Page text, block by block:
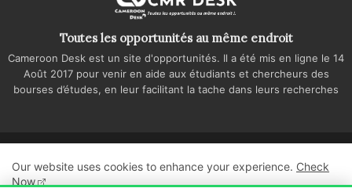
Toutes les opportunités au même endroit
Cameroon Desk est un site d'opportunités. Il a été mis en ligne le 14
Août 2017 pour venir en aide aux étudiants et chercheurs des
bourses d’études, en leur facilitant la tache dans leurs recherches
Politique de confidentialité
Regie publicitaire
Our website uses cookies to enhance your experience. Check
Now